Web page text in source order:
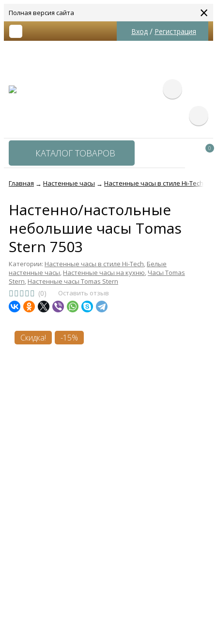
Полная версия сайта ×
Вход / Регистрация
КАТАЛОГ ТОВАРОВ 0
Главная → Настенные часы → Настенные часы в стиле Hi-Tech
Настенно/настольные
небольшие часы Tomas
Stern 7503
Категории: Настенные часы в стиле Hi-Tech, Белые
настенные часы, Настенные часы на кухню, Часы Tomas
Stern, Настенные часы Tomas Stern
(0) Оставить отзыв
Скидка! -15%